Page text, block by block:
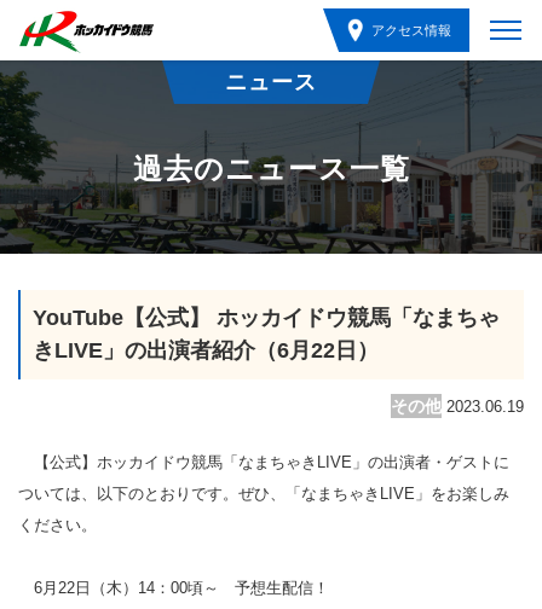
アクセス情報
ニュース
過去のニュース一覧
YouTube【公式】 ホッカイドウ競馬「なまちゃ
きLIVE」の出演者紹介（6月22日）
その他 2023.06.19
【公式】ホッカイドウ競馬「なまちゃきLIVE」の出演者・ゲストに
ついては、以下のとおりです。ぜひ、「なまちゃきLIVE」をお楽しみ
ください。
6月22日（木）14：00頃～ 予想生配信！